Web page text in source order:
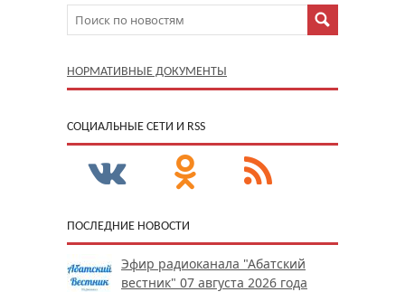
НОРМАТИВНЫЕ ДОКУМЕНТЫ
CОЦИАЛЬНЫЕ СЕТИ И RSS
ПОСЛЕДНИЕ НОВОСТИ
Эфир радиоканала "Абатский
вестник" 07 августа 2026 года